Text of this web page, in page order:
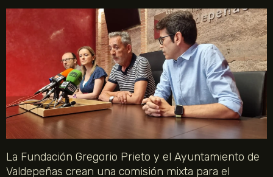
La Fundación Gregorio Prieto y el Ayuntamiento de
Valdepeñas crean una comisión mixta para el